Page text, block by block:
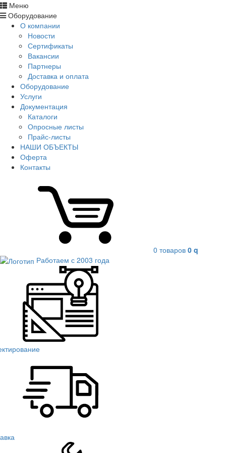
Меню
Оборудование
О компании
Новости
Сертификаты
Вакансии
Партнеры
Доставка и оплата
Оборудование
Услуги
Документация
Каталоги
Опросные листы
Прайс-листы
НАШИ ОБЪЕКТЫ
Оферта
Контакты
0 товаров 0 q
Работаем с 2003 года